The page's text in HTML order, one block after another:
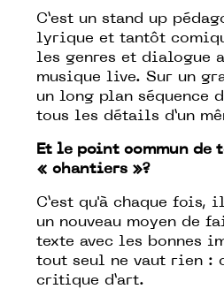
C’est un stand up
lyrique et tantôt
les genres et dialogue
musique live. Sur un
un long plan séquence
tous les détails d’un
Et le point commun de
« chantiers »?
C’est qu'à chaque fois,
un nouveau moyen de
texte avec les bonnes
tout seul ne vaut rien :
critique d’art.